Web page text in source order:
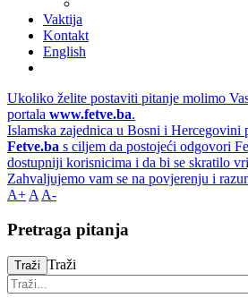
Vaktija
Kontakt
English
Ukoliko želite postaviti pitanje molimo
portala www.fetve.ba.
Islamska zajednica u Bosni i Hercegovini
Fetve.ba s ciljem da postojeći odgovori
dostupniji korisnicima i da bi se skratilo
Zahvaljujemo vam se na povjerenju i
A+ A A-
Pretraga pitanja
Traži Traži